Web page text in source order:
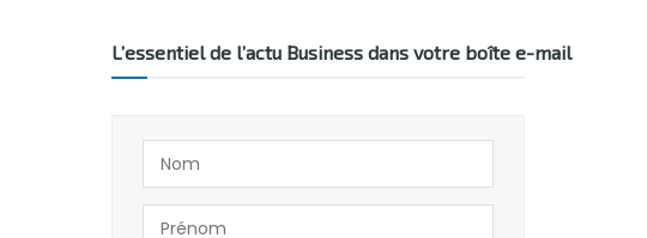
L’essentiel de l’actu Business dans votre boîte e-mail